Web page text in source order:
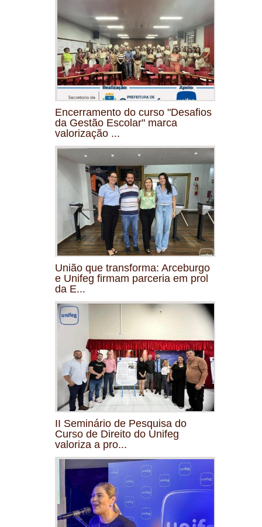
Encerramento do curso "Desafios
da Gestão Escolar" marca
valorização ...
União que transforma: Arceburgo
e Unifeg firmam parceria em prol
da E...
II Seminário de Pesquisa do
Curso de Direito do Unifeg
valoriza a pro...